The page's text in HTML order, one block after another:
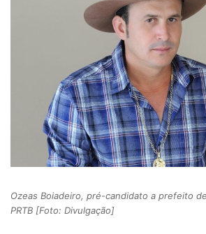
Ozeas Boiadeiro, pré-candidato a prefeito
PRTB [Foto: Divulgação]